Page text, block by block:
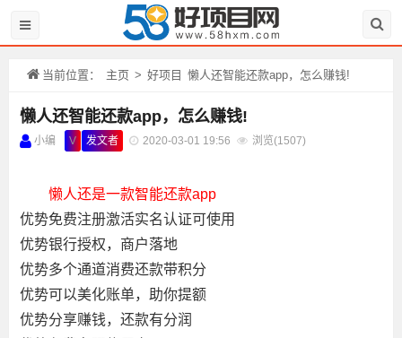
当前位置： 主页 > 好项目 懒人还智能还款app，怎么赚钱!
懒人还智能还款app，怎么赚钱!
小编 V 发文者 2020-03-01 19:56 浏览(1507)
懒人还是一款智能还款app
优势免费注册激活实名认证可使用
优势银行授权，商户落地
优势多个通道消费还款带积分
优势可以美化账单，助你提额
优势分享赚钱，还款有分润